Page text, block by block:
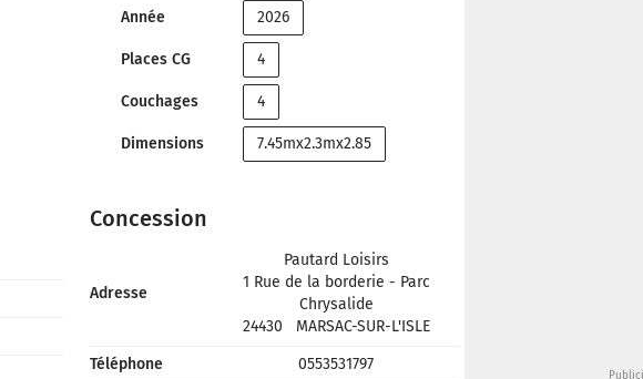
Année 2026
Places CG 4
Couchages 4
Dimensions 7.45mx2.3mx2.85
Concession
Adresse
Pautard Loisirs
1 Rue de la borderie - Parc
Chrysalide
24430
MARSAC-SUR-L'ISLE
Téléphone
0553531797